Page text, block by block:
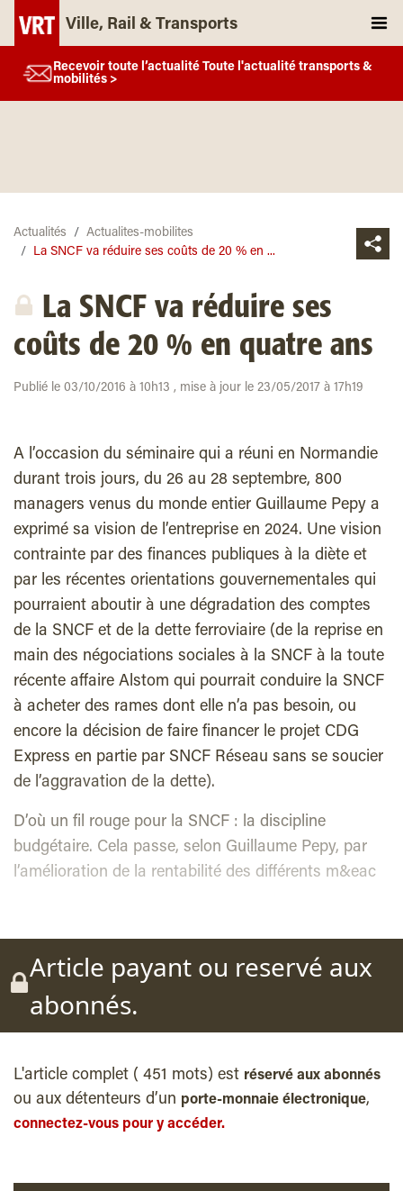
Ville, Rail & Transports
Recevoir toute l’actualité Toute l'actualité transports &
mobilités >
Actualités
Actualites-mobilites
La SNCF va réduire ses coûts de 20 % en ...
La SNCF va réduire ses
coûts de 20 % en quatre ans
Publié le 03/10/2016 à 10h13 , mise à jour le 23/05/2017 à 17h19
A l’occasion du séminaire qui a réuni en Normandie
durant trois jours, du 26 au 28 septembre, 800
managers venus du monde entier Guillaume Pepy a
exprimé sa vision de l’entreprise en 2024. Une vision
contrainte par des finances publiques à la diète et
par les récentes orientations gouvernementales qui
pourraient aboutir à une dégradation des comptes
de la SNCF et de la dette ferroviaire (de la reprise en
main des négociations sociales à la SNCF à la toute
récente affaire Alstom qui pourrait conduire la SNCF
à acheter des rames dont elle n’a pas besoin, ou
encore la décision de faire financer le projet CDG
Express en partie par SNCF Réseau sans se soucier
de l’aggravation de la dette).
D’où un fil rouge pour la SNCF : la discipline
budgétaire. Cela passe, selon Guillaume Pepy, par
l’amélioration de la rentabilité des différents m&eac
Article payant ou reservé aux
abonnés.
L'article complet ( 451 mots) est réservé aux abonnés
ou aux détenteurs d’un porte-monnaie électronique,
connectez-vous pour y accéder.